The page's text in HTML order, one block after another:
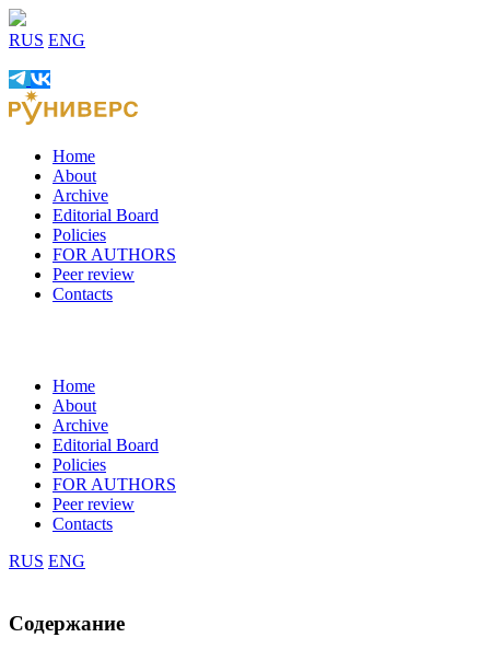
RUS ENG
Home
About
Archive
Editorial Board
Policies
FOR AUTHORS
Peer review
Contacts
Home
About
Archive
Editorial Board
Policies
FOR AUTHORS
Peer review
Contacts
RUS ENG
Содержание